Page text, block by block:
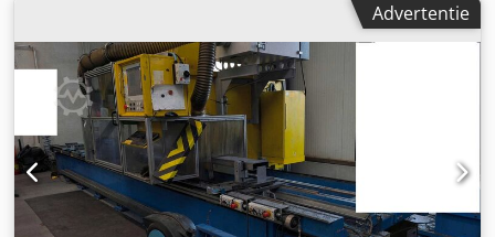
Advertentie